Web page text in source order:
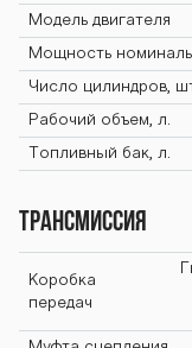
Модель двигателя
Мощность
Число цилиндров,
Рабочий объем, л.
Топливный бак, л.
Трансмиссия
Коробка
передач